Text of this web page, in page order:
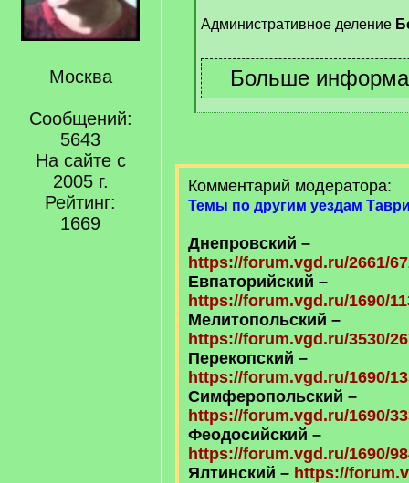
Москва
Сообщений:
5643
На сайте с
2005 г.
Рейтинг:
1669
Административное деление
Комментарий модератора:
Темы по другим уездам
Днепровский –
https://forum.vgd.ru/2661/
Евпаторийский –
https://forum.vgd.ru/1690/
Мелитопольский –
https://forum.vgd.ru/3530/
Перекопский –
https://forum.vgd.ru/1690/
Симферопольский –
https://forum.vgd.ru/1690/
Феодосийский –
https://forum.vgd.ru/1690/
Ялтинский – https://